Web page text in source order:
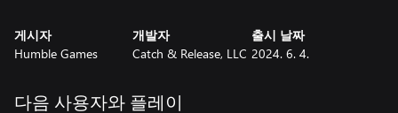
레스토랑의 꿈을 실현하세요
고객에게 서비스를 제공하면서 번잡함 속으로 뛰어들어 코인과
장식으로 레스토랑을 꾸며보세요.
게시자
Humble Games
개발자
Catch & Release, LLC
출시 날짜
2024. 6. 4.
다음 사용자와 플레이